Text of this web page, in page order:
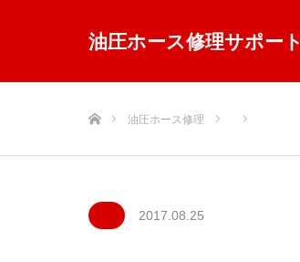
油圧ホース修理サポート
油圧ホース修理
2017.08.25